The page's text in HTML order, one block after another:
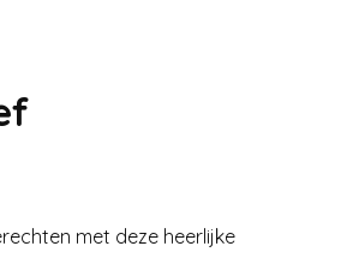
met deze heerlijke